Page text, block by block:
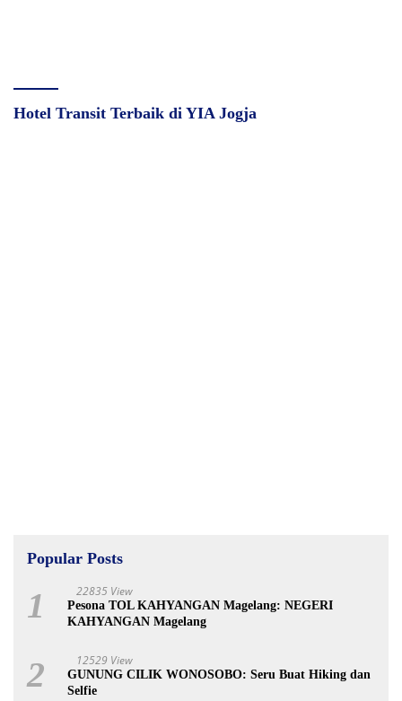
Hotel Transit Terbaik di YIA Jogja
Popular Posts
1 22835 View
Pesona TOL KAHYANGAN Magelang: NEGERI
KAHYANGAN Magelang
2 12529 View
GUNUNG CILIK WONOSOBO: Seru Buat Hiking dan
Selfie